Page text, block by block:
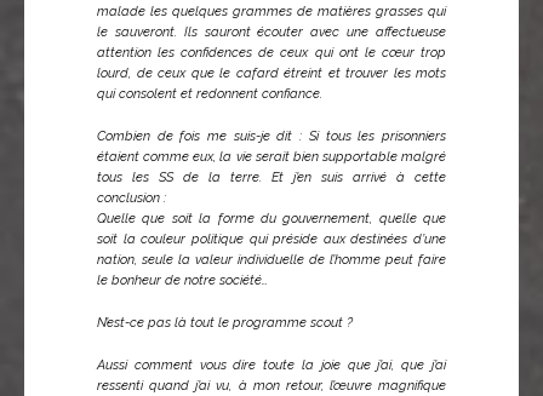
malade les quelques grammes de matières grasses qui
le sauveront. Ils sauront écouter avec une affectueuse
attention les confidences de ceux qui ont le cœur trop
lourd, de ceux que le cafard étreint et trouver les mots
qui consolent et redonnent confiance.
Combien de fois me suis-je dit : Si tous les prisonniers
étaient comme eux, la vie serait bien supportable malgré
tous les SS de la terre. Et j’en suis arrivé à cette
conclusion :
Quelle que soit la forme du gouvernement, quelle que
soit la couleur politique qui préside aux destinées d’une
nation, seule la valeur individuelle de l’homme peut faire
le bonheur de notre société…
N’est-ce pas là tout le programme scout ?
Aussi comment vous dire toute la joie que j’ai, que j’ai
ressenti quand j’ai vu, à mon retour, l’œuvre magnifique